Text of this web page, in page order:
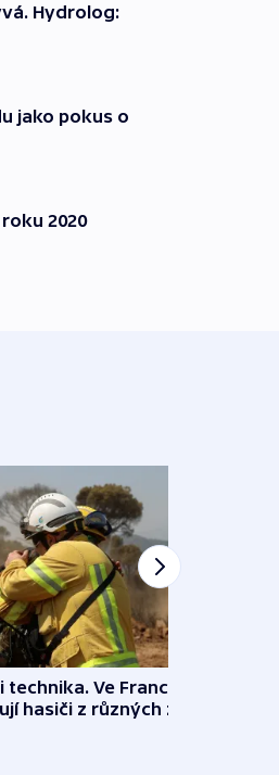
Hydrolog:
jako pokus o
2020
technika. Ve Francii
hasiči z různých zemí